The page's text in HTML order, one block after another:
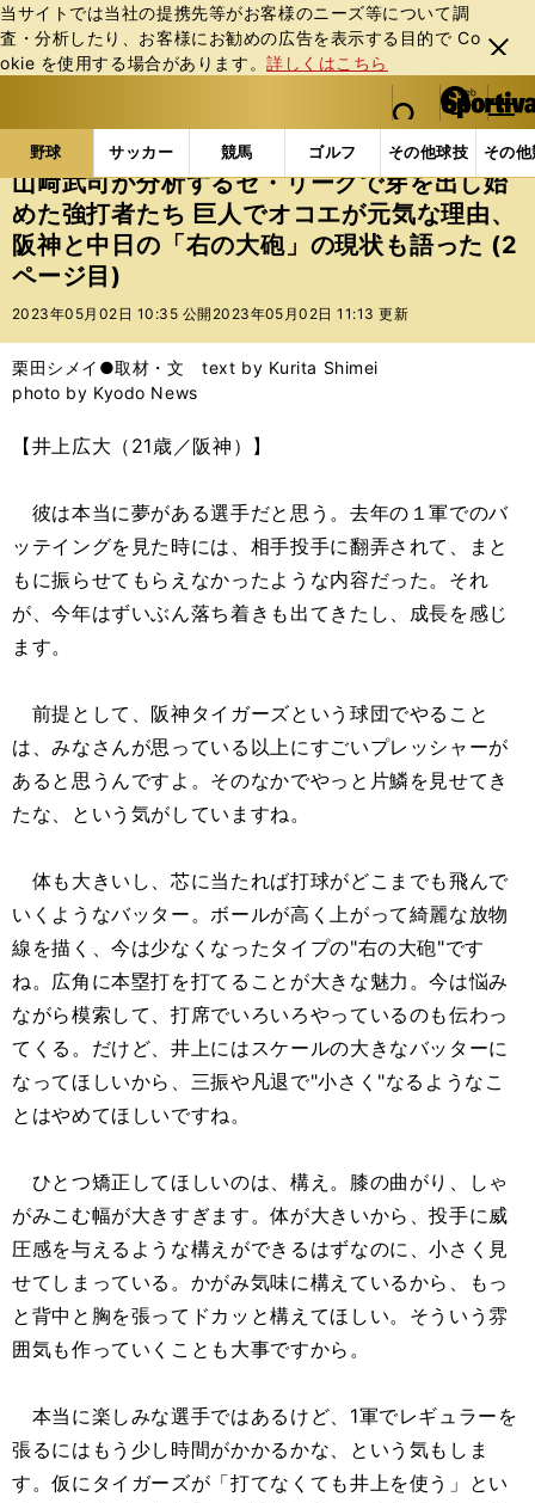
当サイトでは当社の提携先等がお客様のニーズ等について調
査・分析したり、お客様にお勧めの広告を表⽰する⽬的で Co
okie を使⽤する場合があります。詳しくはこちら
閉じ
る
web Sportiva (webスポルティーバ)
検索
マイペ
ー
ジ
メニュ
野球 サッカー 競馬 ゴルフ その他球技 その
b
ス
ポ
ル
テ
ィ
バ
野球の記事一覧 プロ野球 山﨑武司が分析するセ・
山﨑武司が分析するセ・リーグで芽を出し始
めた強打者たち 巨人でオコエが元気な理由、
阪神と中日の「右の大砲」の現状も語った (2
ページ目)
2023年05月02日 10:35 公開 2023年05月02日 11:13 更新
栗田シメイ●取材・文 text by Kurita Shimei
photo by Kyodo News
【井上広大（21歳／阪神）】
彼は本当に夢がある選手だと思う。去年の１軍でのバ
ッテイングを見た時には、相手投手に翻弄されて、まと
もに振らせてもらえなかったような内容だった。それ
が、今年はずいぶん落ち着きも出てきたし、成長を感じ
ます。
前提として、阪神タイガーズという球団でやること
は、みなさんが思っている以上にすごいプレッシャーが
あると思うんですよ。そのなかでやっと片鱗を見せてき
たな、という気がしていますね。
体も大きいし、芯に当たれば打球がどこまでも飛んで
いくようなバッター。ボールが高く上がって綺麗な放物
線を描く、今は少なくなったタイプの"右の大砲"です
ね。広角に本塁打を打てることが大きな魅力。今は悩み
ながら模索して、打席でいろいろやっているのも伝わっ
てくる。だけど、井上にはスケールの大きなバッターに
なってほしいから、三振や凡退で"小さく"なるようなこ
とはやめてほしいですね。
ひとつ矯正してほしいのは、構え。膝の曲がり、しゃ
がみこむ幅が大きすぎます。体が大きいから、投手に威
圧感を与えるような構えができるはずなのに、小さく見
せてしまっている。かがみ気味に構えているから、もっ
と背中と胸を張ってドカッと構えてほしい。そういう雰
囲気も作っていくことも大事ですから。
本当に楽しみな選手ではあるけど、1軍でレギュラーを
張るにはもう少し時間がかかるかな、という気もしま
す。仮にタイガーズが「打てなくても井上を使う」とい